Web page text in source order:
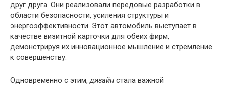
друг друга. Они реализовали передовые разработки в
области безопасности, усиления структуры и
энергоэффективности. Этот автомобиль выступает в
качестве визитной карточки для обеих фирм,
демонстрируя их инновационное мышление и стремление
к совершенству.
Одновременно с этим,дизайн стала важной